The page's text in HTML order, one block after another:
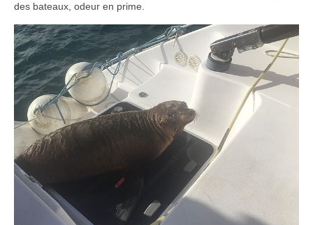
des bateaux, odeur en prime.